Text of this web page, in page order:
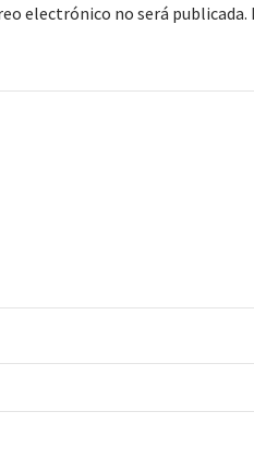
electrónico no será publicada.